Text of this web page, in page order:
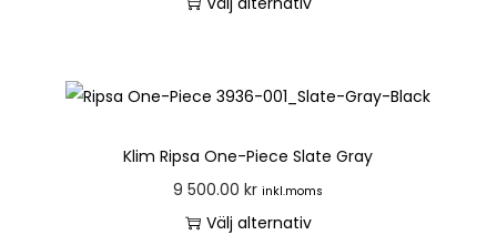
Klim Ripsa One-Piece Slate Gray
9 500.00kr inkl.moms
Välj alternativ